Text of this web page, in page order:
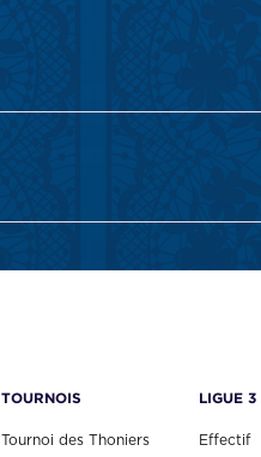
TOURNOIS
Tournoi des Thoniers
LIGUE 3
Effectif